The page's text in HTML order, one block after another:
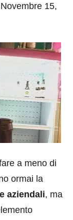
15,
a meno di
ormai la
aziendali, ma